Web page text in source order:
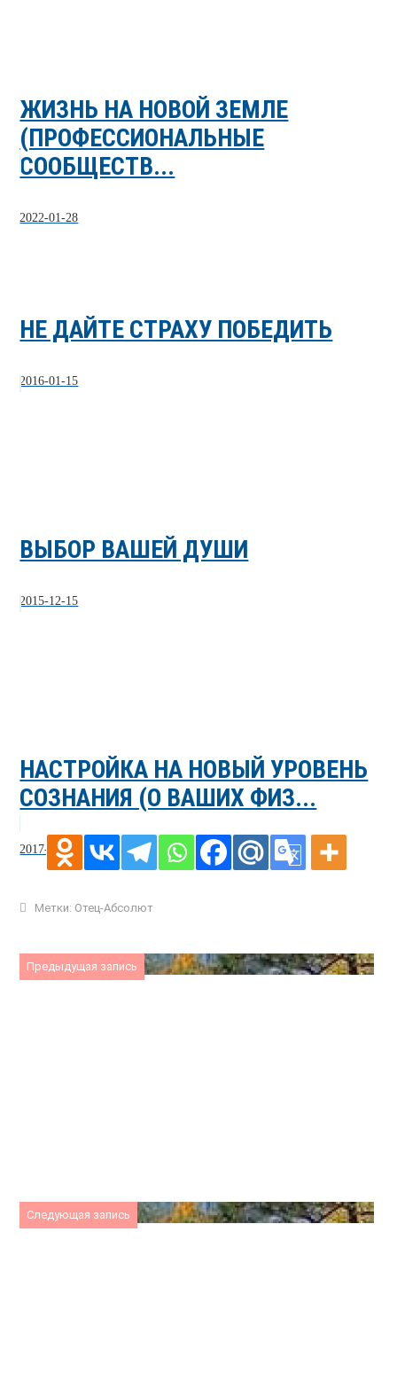
ЖИЗНЬ НА НОВОЙ ЗЕМЛЕ
(ПРОФЕССИОНАЛЬНЫЕ
СООБЩЕСТВ...
2022-01-28
НЕ ДАЙТЕ СТРАХУ ПОБЕДИТЬ
2016-01-15
ВЫБОР ВАШЕЙ ДУШИ
2015-12-15
НАСТРОЙКА НА НОВЫЙ УРОВЕНЬ
СОЗНАНИЯ (О ВАШИХ ФИЗ...
2017-05-28
Метки: Отец-Абсолют
Предыдущая запись
Следующая запись